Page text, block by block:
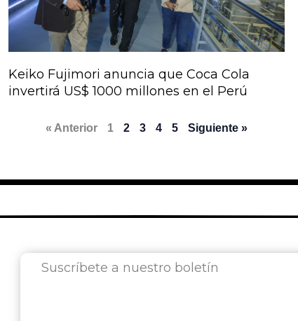
Keiko Fujimori anuncia que Coca Cola
invertirá US$ 1000 millones en el Perú
« Anterior 1 2 3 4 5 Siguiente »
Suscríbete a nuestro boletín